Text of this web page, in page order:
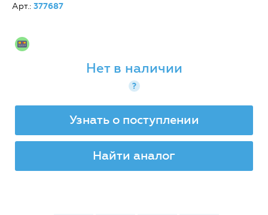
Арт.: 377687
Нет в наличии
?
Узнать о поступлении
Найти аналог